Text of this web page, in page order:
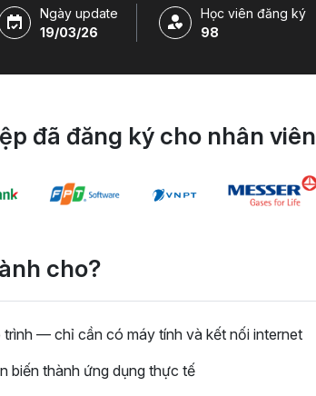
Ngày update
19/03/26
Học viên đăng ký
98
đã đăng ký cho nhân viên
cho?
trình — chỉ cần có máy tính và kết nối internet
biến thành ứng dụng thực tế